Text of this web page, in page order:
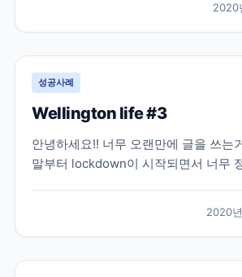
서 말을 길게 잇지 못하고.. 말이 짧아졌
되면 정신차리고 말 길게 할게! 여기선
2020
성공사례
Wellington life #3
안녕하세요!! 너무 오랜만에 글을 쓰는
말부터 lockdown이 시작되면서 너무
이번주에 level2로 변경이 되면서 드디
학교를 갈 수 있게 되었어요! 학교를...
2020